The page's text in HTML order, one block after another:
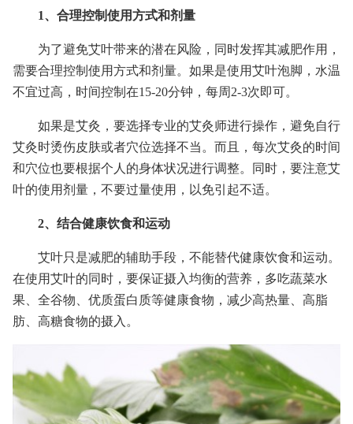
1、合理控制使用方式和剂量
为了避免艾叶带来的潜在风险，同时发挥其减肥作用，
需要合理控制使用方式和剂量。如果是使用艾叶泡脚，水温
不宜过高，时间控制在15-20分钟，每周2-3次即可。
如果是艾灸，要选择专业的艾灸师进行操作，避免自行
艾灸时烫伤皮肤或者穴位选择不当。而且，每次艾灸的时间
和穴位也要根据个人的身体状况进行调整。同时，要注意艾
叶的使用剂量，不要过量使用，以免引起不适。
2、结合健康饮食和运动
艾叶只是减肥的辅助手段，不能替代健康饮食和运动。
在使用艾叶的同时，要保证摄入均衡的营养，多吃蔬菜水
果、全谷物、优质蛋白质等健康食物，减少高热量、高脂
肪、高糖食物的摄入。